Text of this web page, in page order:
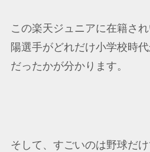
この楽天ジュニアに在籍さ
陽選手がどれだけ小学校時
だったかが分かります。
そして、すごいのは野球だ